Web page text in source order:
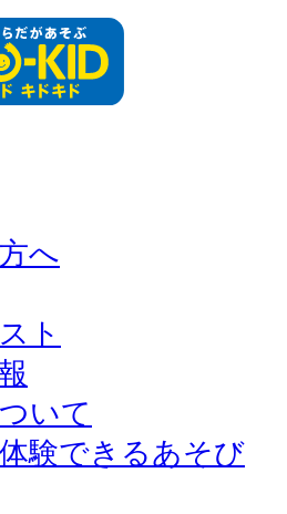
へ
ト
いて
験できるあそび